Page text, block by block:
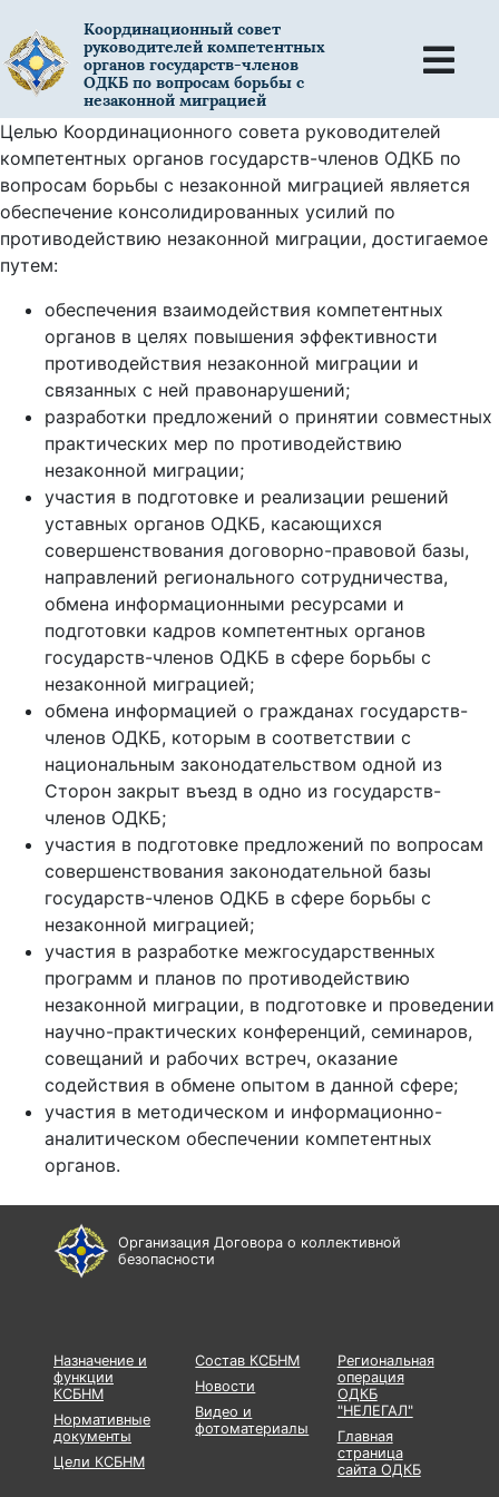
Координационный совет
руководителей компетентных
органов государств-членов
ОДКБ по вопросам борьбы с
незаконной миграцией
Целью Координационного совета руководителей
компетентных органов государств-членов ОДКБ по
вопросам борьбы с незаконной миграцией является
обеспечение консолидированных усилий по
противодействию незаконной миграции, достигаемое
путем:
обеспечения взаимодействия компетентных
органов в целях повышения эффективности
противодействия незаконной миграции и
связанных с ней правонарушений;
разработки предложений о принятии совместных
практических мер по противодействию
незаконной миграции;
участия в подготовке и реализации решений
уставных органов ОДКБ, касающихся
совершенствования договорно-правовой базы,
направлений регионального сотрудничества,
обмена информационными ресурсами и
подготовки кадров компетентных органов
государств-членов ОДКБ в сфере борьбы с
незаконной миграцией;
обмена информацией о гражданах государств-
членов ОДКБ, которым в соответствии с
национальным законодательством одной из
Сторон закрыт въезд в одно из государств-
членов ОДКБ;
участия в подготовке предложений по вопросам
совершенствования законодательной базы
государств-членов ОДКБ в сфере борьбы с
незаконной миграцией;
участия в разработке межгосударственных
программ и планов по противодействию
незаконной миграции, в подготовке и проведении
научно-практических конференций, семинаров,
совещаний и рабочих встреч, оказание
содействия в обмене опытом в данной сфере;
участия в методическом и информационно-
аналитическом обеспечении компетентных
органов.
Организация Договора о коллективной
безопасности
Назначение и
функции
КСБНМ
Нормативные
документы
Цели КСБНМ
Состав КСБНМ
Новости
Видео и
фотоматериалы
Региональная
операция
ОДКБ
"НЕЛЕГАЛ"
Главная
страница
сайта ОДКБ